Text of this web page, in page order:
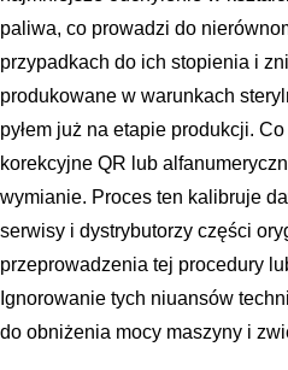
paliwa, co prowadzi do
przypadkach do ich stopienia i
produkowane w warunkach
pyłem już na etapie produkcji.
korekcyjne QR lub
wymianie. Proces ten kalibruje
serwisy i dystrybutorzy części
przeprowadzenia tej procedury
Ignorowanie tych niuansów
do obniżenia mocy maszyny i